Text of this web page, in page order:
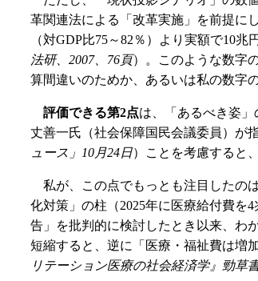
革関連法による「改革実施」を前提に
（対GDP比75～82％）より実額で10
法研、2007、76頁）。このような数字
算間違いのためか、あるいは私の数字
評価できる第2点は、「あるべき姿
丈善一氏（社会保障国民会議委員）が
ュース」10月24日）ことを考慮すると
私が、この点でもっとも注目したの
化対策」の柱（2025年に医療給付費を
告」を批判的に検討したとき以来、わ
短縮すると、逆に「医療・福祉費は増
リテーション医療の社会経済学』勁草